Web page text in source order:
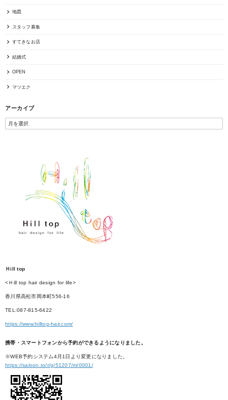
地図
スタッフ募集
すてきなお店
結婚式
OPEN
マツエク
アーカイブ
Ｈill top
<Ｈill top hair design for life>
香川県高松市岡本町556-16
TEL:087-815-6422
https://www.hilltop-hair.com/
携帯・スマートフォンから予約ができるようになりました。
※WEB予約システム4月1日より変更になりました。
https://saloon.to/r/g/51207/m/0001/